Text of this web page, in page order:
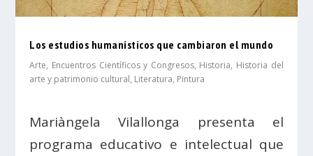
Los estudios humanísticos que cambiaron el mundo
Arte, Encuentros Científicos y Congresos, Historia, Historia del
arte y patrimonio cultural, Literatura, Pintura
Mariàngela Vilallonga presenta el
programa educativo e intelectual que